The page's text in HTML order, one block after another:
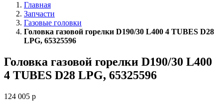
Главная
Запчасти
Газовые головки
Головка газовой горелки D190/30 L400 4 TUBES D28
LPG, 65325596
Головка газовой горелки D190/30 L400
4 TUBES D28 LPG, 65325596
124 005 p